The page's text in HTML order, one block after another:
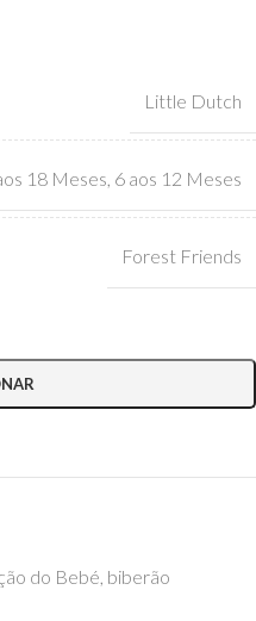
Little Dutch
18 Meses 6 aos 12 Meses
Forest Friends
do Bebé, biberão